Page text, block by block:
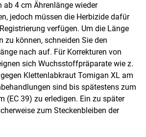
ab 4 cm ­Ährenlänge wieder
jedoch müssen die Herbizide dafür
verfügen. Um die Länge
zu können, schneiden Sie den
nach auf. Für Korrekturen von
sich Wuchsstoffpräparate wie z.
Klettenlabkraut Tomigan XL am
sind bis spätestens zum
(EC 39) zu erledigen. Ein zu später
zum Steckenbleiben der